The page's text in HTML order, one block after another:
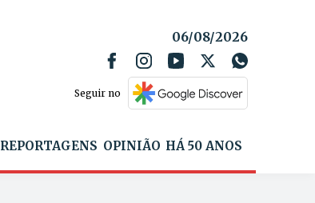
06/08/2026
Seguir no
REPORTAGENS OPINIÃO HÁ 50 ANOS